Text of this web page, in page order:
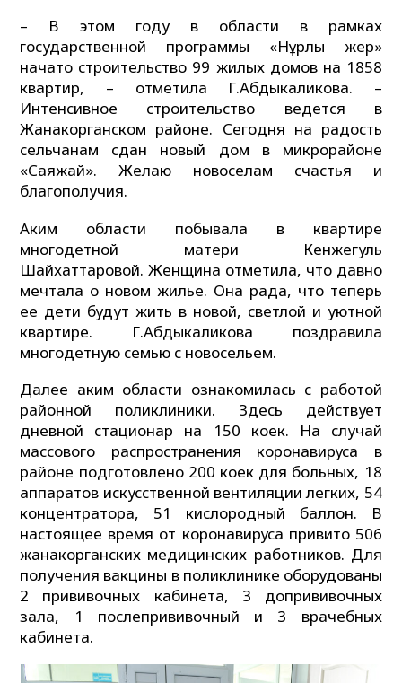
– В этом году в области в рамках
государственной программы «Нұрлы жер»
начато строительство 99 жилых домов на 1858
квартир, – отметила Г.Абдыкаликова. –
Интенсивное строительство ведется в
Жанакорганском районе. Сегодня на радость
сельчанам сдан новый дом в микрорайоне
«Саяжай». Желаю новоселам счастья и
благополучия.
Аким области побывала в квартире
многодетной матери Кенжегуль
Шайхаттаровой. Женщина отметила, что давно
мечтала о новом жилье. Она рада, что теперь
ее дети будут жить в новой, светлой и уютной
квартире. Г.Абдыкаликова поздравила
многодетную семью с новосельем.
Далее аким области ознакомилась с работой
районной поликлиники. Здесь действует
дневной стационар на 150 коек. На случай
массового распространения коронавируса в
районе подготовлено 200 коек для больных, 18
аппаратов искусственной вентиляции легких, 54
концентратора, 51 кислородный баллон. В
настоящее время от коронавируса привито 506
жанакорганских медицинских работников. Для
получения вакцины в поликлинике оборудованы
2 прививочных кабинета, 3 допрививочных
зала, 1 послепрививочный и 3 врачебных
кабинета.